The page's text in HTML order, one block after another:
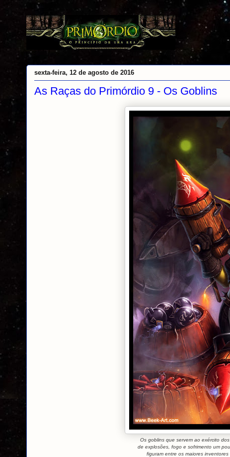
sexta-feira, 12 de agosto de 2016
As Raças do Primórdio 9 - Os Goblins
Os goblins que servem ao exército
de explosões, fogo e sofrimento um
figuram entre os maiores